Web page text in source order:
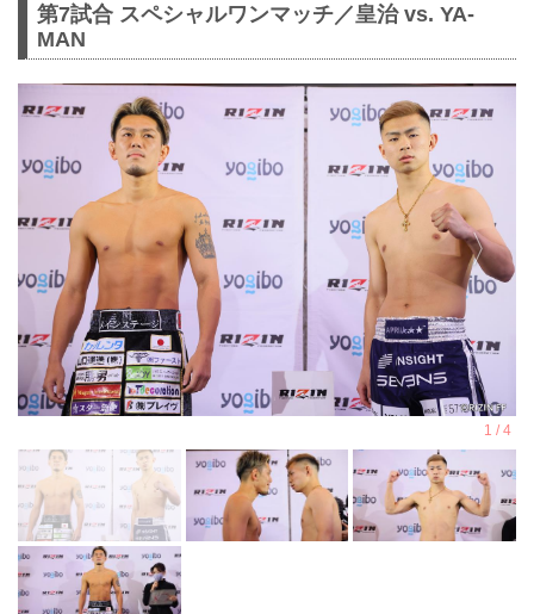
第7試合 スペシャルワンマッチ／皇治 vs. YA-
MAN